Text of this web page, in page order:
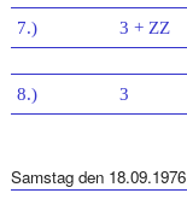
7.) 3 + ZZ
8.) 3
Samstag den 18.09.1976